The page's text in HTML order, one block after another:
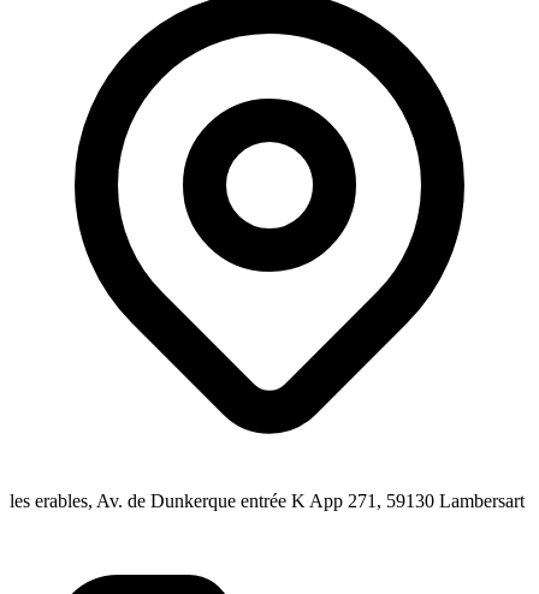
les erables, Av. de Dunkerque entrée K App 271 , 59130 Lambersart